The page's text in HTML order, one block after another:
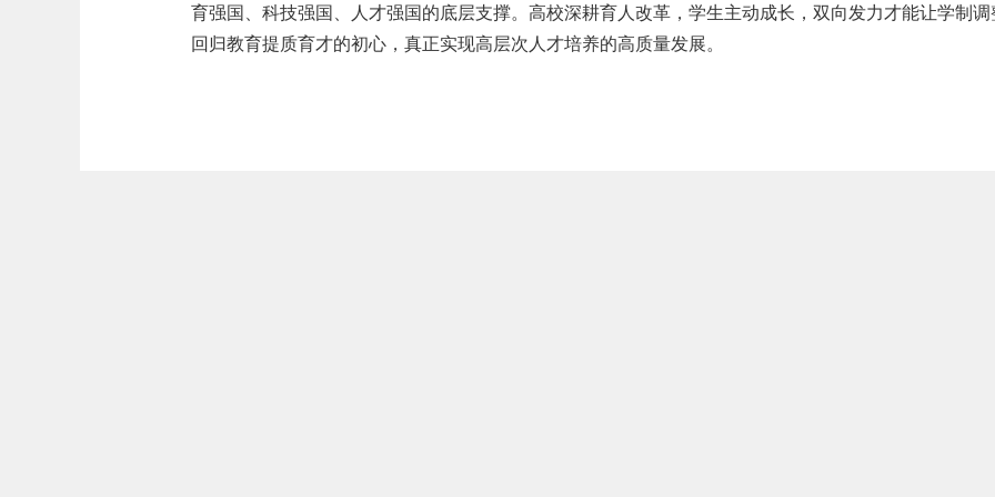
育强国、科技强国、人才强国的底层支撑。高校深耕育人改革，学生主动成长，双向发力才能让学制调
回归教育提质育才的初心，真正实现高层次人才培养的高质量发展。